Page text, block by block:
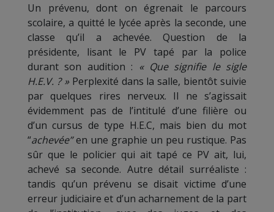
Un prévenu, dont on égrenait le parcours
scolaire, a quitté le lycée après la seconde, une
classe qu’il a achevée. Question de la
présidente, lisant le PV tapé par la police
durant son audition : « Que signifie le sigle
H.E.V. ? » Perplexité dans la salle, bientôt suivie
par quelques rires nerveux. Il ne s’agissait
évidemment pas de l’intitulé d’une filière ou
d’un cursus de type H.E.C, mais bien du mot
“achevée”en une graphie un peu rustique. Pas
sûr que le policier qui ait tapé ce PV ait, lui,
achevé sa seconde. Autre détail surréaliste :
tandis qu’un prévenu se disait victime d’une
erreur judiciaire et d’un acharnement de la part